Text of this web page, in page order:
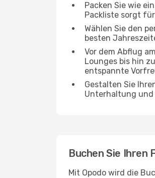
Packen Sie wie
Packliste sorgt
Wählen Sie den
besten
Vor dem Abflug
Lounges bis hin
entspannte
Gestalten Sie
Unterhaltung und
Buchen Sie Ihren
Mit Opodo wird die